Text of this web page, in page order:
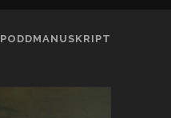
PODDMANUSKRIPT